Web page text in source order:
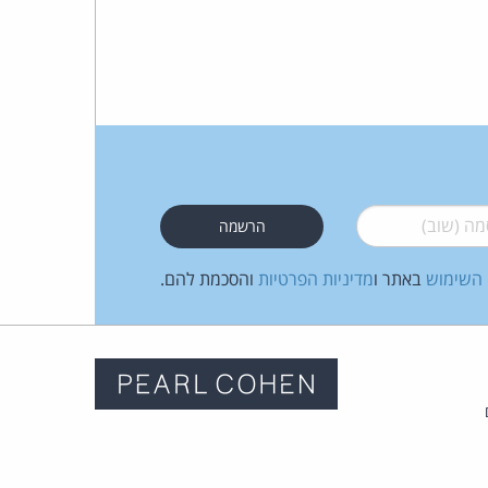
(שוב)*
השימוש באתר ומדיניות הפרטיות והסכמת להם.